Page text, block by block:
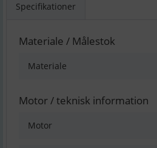
Specifikationer
Materiale / Målestok
Materiale
Motor / teknisk information
Motor